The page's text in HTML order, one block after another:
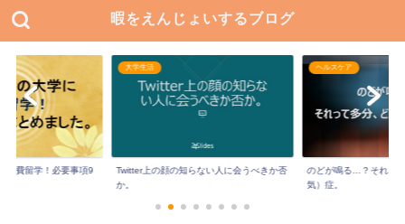
暇をえんじょいするブログ
私費留学！必要事項9
大学生活
Twitter上の顔の知らない人に会うべきか否
か。
ヘルスケア
のどが鳴る…？それっ
気）症。